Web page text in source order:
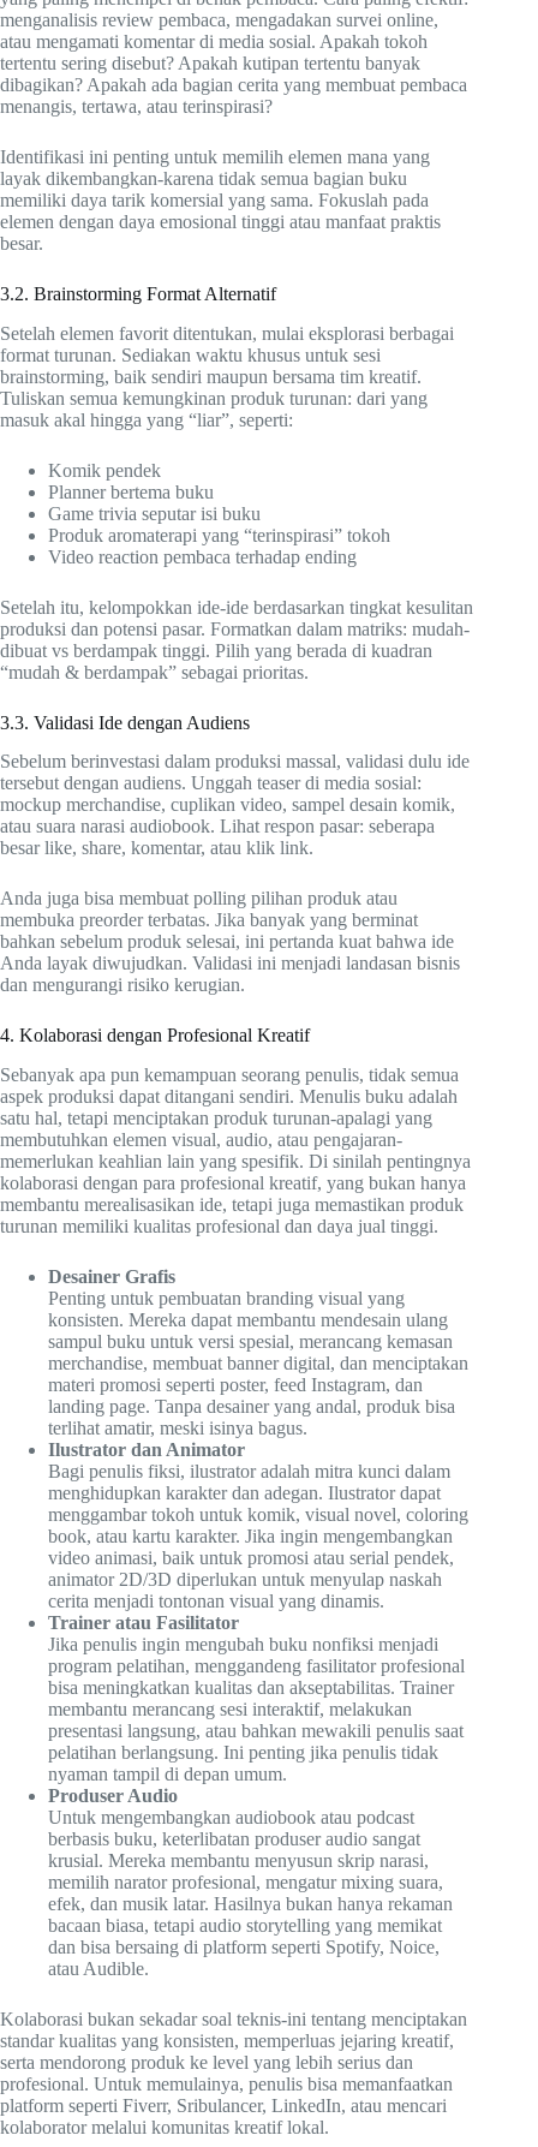
menganalisis review pembaca, mengadakan survei online,
atau mengamati komentar di media sosial. Apakah tokoh
tertentu sering disebut? Apakah kutipan tertentu banyak
dibagikan? Apakah ada bagian cerita yang membuat pembaca
menangis, tertawa, atau terinspirasi?
Identifikasi ini penting untuk memilih elemen mana yang
layak dikembangkan-karena tidak semua bagian buku
memiliki daya tarik komersial yang sama. Fokuslah pada
elemen dengan daya emosional tinggi atau manfaat praktis
besar.
3.2. Brainstorming Format Alternatif
Setelah elemen favorit ditentukan, mulai eksplorasi berbagai
format turunan. Sediakan waktu khusus untuk sesi
brainstorming, baik sendiri maupun bersama tim kreatif.
Tuliskan semua kemungkinan produk turunan: dari yang
masuk akal hingga yang “liar”, seperti:
Komik pendek
Planner bertema buku
Game trivia seputar isi buku
Produk aromaterapi yang “terinspirasi” tokoh
Video reaction pembaca terhadap ending
Setelah itu, kelompokkan ide-ide berdasarkan tingkat kesulitan
produksi dan potensi pasar. Formatkan dalam matriks: mudah-
dibuat vs berdampak tinggi. Pilih yang berada di kuadran
“mudah & berdampak” sebagai prioritas.
3.3. Validasi Ide dengan Audiens
Sebelum berinvestasi dalam produksi massal, validasi dulu ide
tersebut dengan audiens. Unggah teaser di media sosial:
mockup merchandise, cuplikan video, sampel desain komik,
atau suara narasi audiobook. Lihat respon pasar: seberapa
besar like, share, komentar, atau klik link.
Anda juga bisa membuat polling pilihan produk atau
membuka preorder terbatas. Jika banyak yang berminat
bahkan sebelum produk selesai, ini pertanda kuat bahwa ide
Anda layak diwujudkan. Validasi ini menjadi landasan bisnis
dan mengurangi risiko kerugian.
4. Kolaborasi dengan Profesional Kreatif
Sebanyak apa pun kemampuan seorang penulis, tidak semua
aspek produksi dapat ditangani sendiri. Menulis buku adalah
satu hal, tetapi menciptakan produk turunan-apalagi yang
membutuhkan elemen visual, audio, atau pengajaran-
memerlukan keahlian lain yang spesifik. Di sinilah pentingnya
kolaborasi dengan para profesional kreatif, yang bukan hanya
membantu merealisasikan ide, tetapi juga memastikan produk
turunan memiliki kualitas profesional dan daya jual tinggi.
Desainer Grafis
Penting untuk pembuatan branding visual yang
konsisten. Mereka dapat membantu mendesain ulang
sampul buku untuk versi spesial, merancang kemasan
merchandise, membuat banner digital, dan menciptakan
materi promosi seperti poster, feed Instagram, dan
landing page. Tanpa desainer yang andal, produk bisa
terlihat amatir, meski isinya bagus.
Ilustrator dan Animator
Bagi penulis fiksi, ilustrator adalah mitra kunci dalam
menghidupkan karakter dan adegan. Ilustrator dapat
menggambar tokoh untuk komik, visual novel, coloring
book, atau kartu karakter. Jika ingin mengembangkan
video animasi, baik untuk promosi atau serial pendek,
animator 2D/3D diperlukan untuk menyulap naskah
cerita menjadi tontonan visual yang dinamis.
Trainer atau Fasilitator
Jika penulis ingin mengubah buku nonfiksi menjadi
program pelatihan, menggandeng fasilitator profesional
bisa meningkatkan kualitas dan akseptabilitas. Trainer
membantu merancang sesi interaktif, melakukan
presentasi langsung, atau bahkan mewakili penulis saat
pelatihan berlangsung. Ini penting jika penulis tidak
nyaman tampil di depan umum.
Produser Audio
Untuk mengembangkan audiobook atau podcast
berbasis buku, keterlibatan produser audio sangat
krusial. Mereka membantu menyusun skrip narasi,
memilih narator profesional, mengatur mixing suara,
efek, dan musik latar. Hasilnya bukan hanya rekaman
bacaan biasa, tetapi audio storytelling yang memikat
dan bisa bersaing di platform seperti Spotify, Noice,
atau Audible.
Kolaborasi bukan sekadar soal teknis-ini tentang menciptakan
standar kualitas yang konsisten, memperluas jejaring kreatif,
serta mendorong produk ke level yang lebih serius dan
profesional. Untuk memulainya, penulis bisa memanfaatkan
platform seperti Fiverr, Sribulancer, LinkedIn, atau mencari
kolaborator melalui komunitas kreatif lokal.